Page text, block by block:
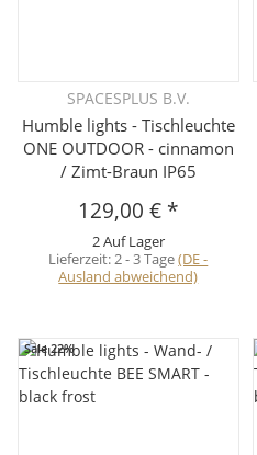
SPACESPLUS B.V.
Humble lights - Tischleuchte
ONE OUTDOOR - cinnamon
/ Zimt-Braun IP65
129,00 € *
2 Auf Lager
Lieferzeit:2 - 3 Tage(DE -
Ausland abweichend)
Sale 22%